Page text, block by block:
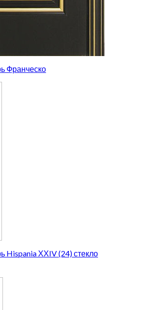
Франческо
Hispania ХХIV (24) стекло